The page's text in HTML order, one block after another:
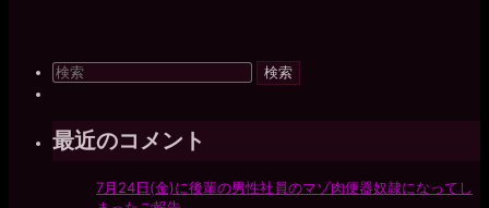
検
索
象:
最近のコメント